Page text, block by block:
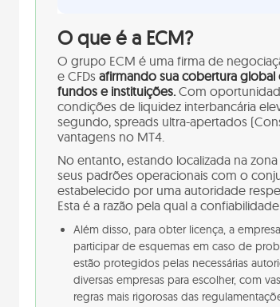
O que é a ECM?
O grupo ECM é uma firma de
e CFDs afirmando sua cobertura global
fundos e instituições. Com
condições de liquidez interbancária
segundo, spreads ultra-apertados
vantagens no MT4.
No entanto, estando localizada na
seus padrões operacionais com o
estabelecido por uma autoridade
Esta é a razão pela qual a
Além disso, para obter licença, a
participar de esquemas em caso de
estão protegidos pelas necessárias
diversas empresas para escolher, com
regras mais rigorosas das